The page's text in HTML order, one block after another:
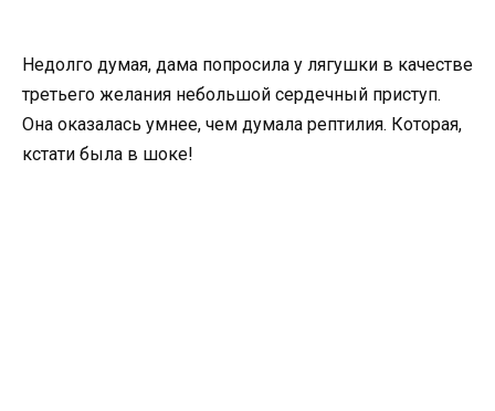
Недолго думая, дама попросила у лягушки в качестве
третьего желания небольшой сердечный приступ.
Она оказалась умнее, чем думала рептилия. Которая,
кстати была в шоке!